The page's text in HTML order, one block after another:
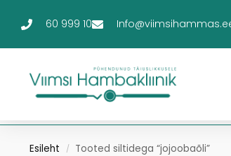
60 999 10
Esileht / Tooted siltidega “jojoobaõli”